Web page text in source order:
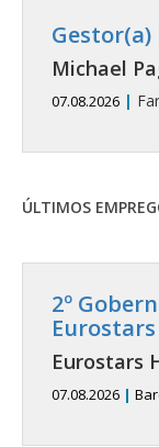
Gestor(a)
Michael
07.08.2026 |
ÚLTIMOS
2º
Eurostars
07.08.2026 |